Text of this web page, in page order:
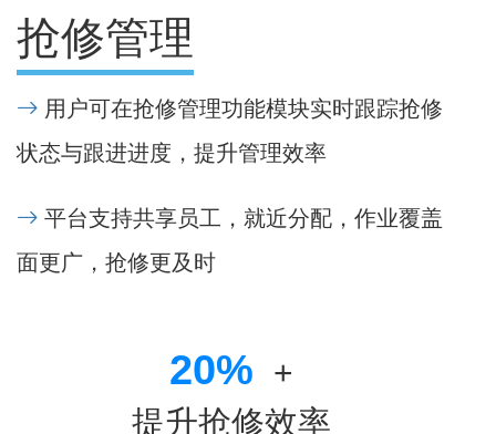
抢修管理
用户可在抢修管理功能模块实时跟踪抢修
状态与跟进进度，提升管理效率
平台支持共享员工，就近分配，作业覆盖
面更广，抢修更及时
20%
+
提升抢修效率